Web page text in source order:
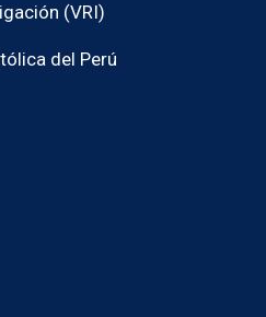
(VRI)
del Perú